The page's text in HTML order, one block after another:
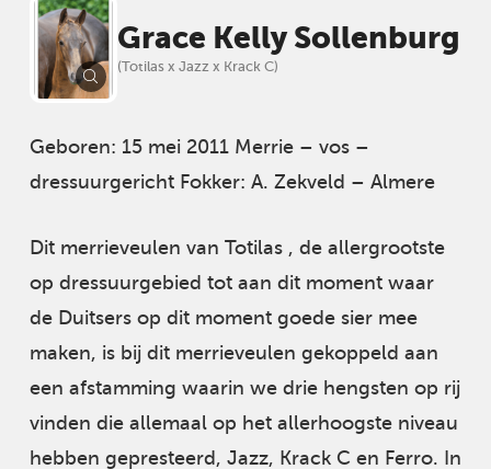
Grace Kelly Sollenburg
(Totilas x Jazz x Krack C)
Geboren: 15 mei 2011 Merrie – vos –
dressuurgericht Fokker: A. Zekveld – Almere
Dit merrieveulen van Totilas , de allergrootste
op dressuurgebied tot aan dit moment waar
de Duitsers op dit moment goede sier mee
maken, is bij dit merrieveulen gekoppeld aan
een afstamming waarin we drie hengsten op rij
vinden die allemaal op het allerhoogste niveau
hebben gepresteerd, Jazz, Krack C en Ferro. In